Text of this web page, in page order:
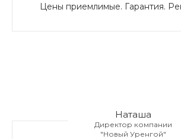
Цены приемлимые. Гарантия.
Наташа
Директор компании
"Новый Уренгой"